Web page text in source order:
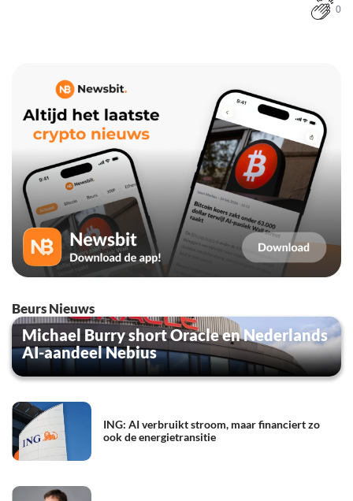
0
Beurs Nieuws
Michael Burry short Oracle en Nederlands
AI-aandeel Nebius
ING: AI verbruikt stroom, maar financiert zo
ook de energietransitie